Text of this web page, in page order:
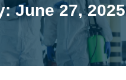
June 27, 2025